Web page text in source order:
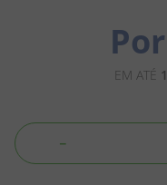
EM ATÉ 1
－